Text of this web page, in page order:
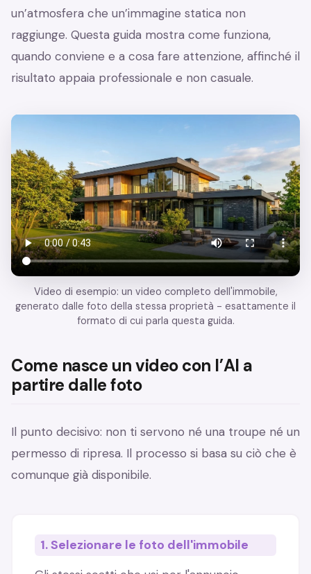
un’atmosfera che un’immagine statica non
raggiunge. Questa guida mostra come funziona,
quando conviene e a cosa fare attenzione, affinché il
risultato appaia professionale e non casuale.
Video di esempio: un video completo dell'immobile,
generato dalle foto della stessa proprietà - esattamente il
formato di cui parla questa guida.
Come nasce un video con l’AI a
partire dalle foto
Il punto decisivo: non ti servono né una troupe né un
permesso di ripresa. Il processo si basa su ciò che è
comunque già disponibile.
1. Selezionare le foto dell'immobile